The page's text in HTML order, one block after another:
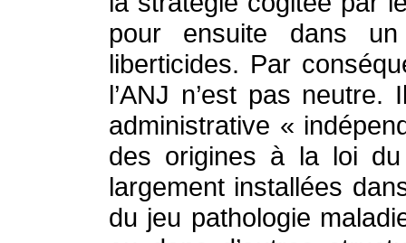
pour ensuite dans
liberticides. Par
l’ANJ n’est pas
administrative «
des origines à la loi
largement installées
du jeu pathologie